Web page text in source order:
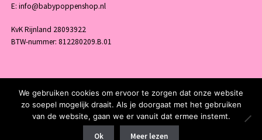
E: info@babypoppenshop.nl
KvK Rijnland 28093922
BTW-nummer: 812280209.B.01
© 2025 Babypoppenshop - by Selintoys - Powered and maintained by
We gebruiken cookies om ervoor te zorgen dat onze website
zo soepel mogelijk draait. Als je doorgaat met het gebruiken
van de website, gaan we er vanuit dat ermee instemt.
Ok Meer lezen